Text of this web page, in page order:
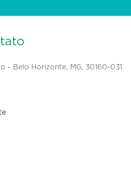
- Belo Horizonte, MG, 30160-031